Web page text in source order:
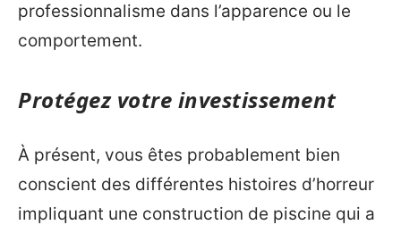
professionnalisme dans l’apparence ou le
comportement.
Protégez votre investissement
À présent, vous êtes probablement bien
conscient des différentes histoires d’horreur
impliquant une construction de piscine qui a